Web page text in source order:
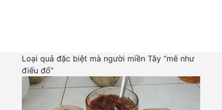
Loại quả đặc biệt mà người miền Tây “mê như
điếu đổ”